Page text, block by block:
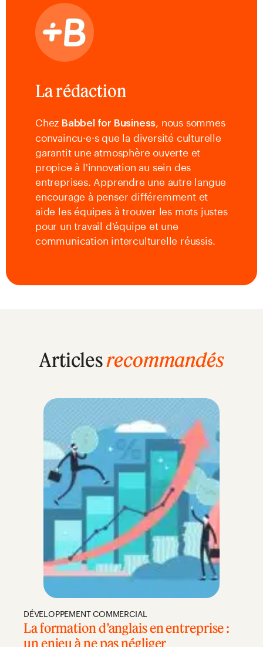
La rédaction
Chez Babbel for Business
, nous sommes
convaincu·e·s que la diversité culturelle
garantit une atmosphère ouverte et
propice à l'innovation au sein des
entreprises. Apprendre une autre langue
encourage à penser différemment et
aide les équipes à trouver les mots justes
pour un travail d'équipe et une
communication interculturelle réussis.
Articlesrecommandés
DÉVELOPPEMENT COMMERCIAL
La formation d’anglais en entreprise :
un enjeu à ne pas négliger